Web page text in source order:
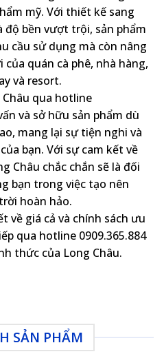
mỹ. Với thiết kế sang
độ bền vượt trội, sản phẩm
cầu sử dụng mà còn nâng
quán cà phê, nhà hàng,
và resort.
Châu qua hotline
và sở hữu sản phẩm dù
mang lại sự tiện nghi và
bạn. Với sự cam kết về
Châu chắc chắn sẽ là đối
bạn trong việc tạo nên
hoàn hảo.
về giá cả và chính sách ưu
qua hotline 0909.365.884
thức của Long Châu.
SẢN PHẨM